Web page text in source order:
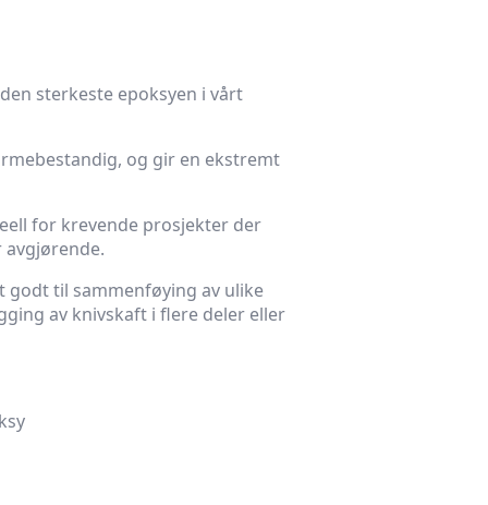
sterkeste epoksyen i vårt
og gir en ekstremt
for krevende prosjekter der
godt til sammenføying av ulike
av knivskaft i flere deler eller